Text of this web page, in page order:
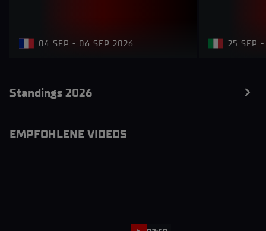
04 SEP - 06 SEP 2026 25 SEP
Standings 2026
EMPFOHLENE VIDEOS